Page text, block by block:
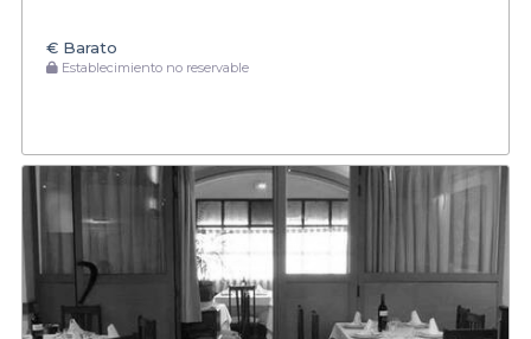
€ Barato
Establecimiento no reservable